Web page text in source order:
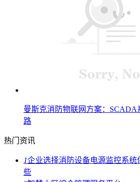
曼斯克消防物联网方案：SCADA
路
热门资讯
1企业选择消防设备电源监控系
些